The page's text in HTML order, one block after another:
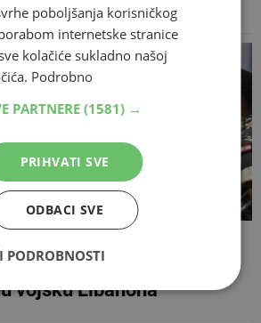
ODLUKE Umjesto
odlučio podržati
vojsku Libanona
poboljšanja korisničkog
internetske stranice
kolačiće sukladno našoj
Podrobno
PARTNERE (1581) →
PRIHVATI SVE
ODBACI SVE
PODROBNOSTI